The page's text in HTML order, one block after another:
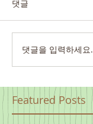
댓글
댓글을 입력하세요.
Featured Posts